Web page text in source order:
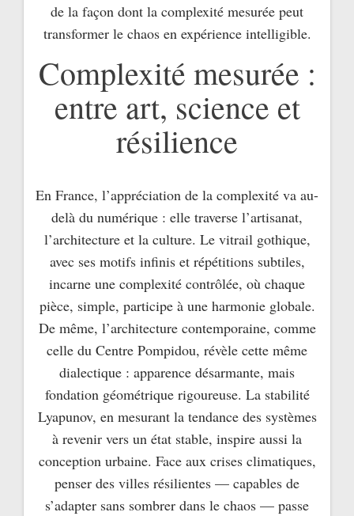
de la façon dont la complexité mesurée peut
transformer le chaos en expérience intelligible.
Complexité mesurée :
entre art, science et
résilience
En France, l’appréciation de la complexité va au-
delà du numérique : elle traverse l’artisanat,
l’architecture et la culture. Le vitrail gothique,
avec ses motifs infinis et répétitions subtiles,
incarne une complexité contrôlée, où chaque
pièce, simple, participe à une harmonie globale.
De même, l’architecture contemporaine, comme
celle du Centre Pompidou, révèle cette même
dialectique : apparence désarmante, mais
fondation géométrique rigoureuse. La stabilité
Lyapunov, en mesurant la tendance des systèmes
à revenir vers un état stable, inspire aussi la
conception urbaine. Face aux crises climatiques,
penser des villes résilientes — capables de
s’adapter sans sombrer dans le chaos — passe